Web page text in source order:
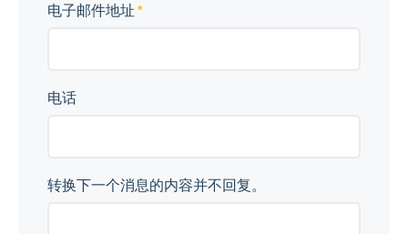
电子邮件地址
电话
转换下一个消息的内容并不回复。